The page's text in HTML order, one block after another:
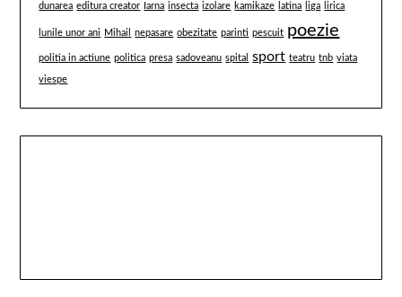
dunarea editura creator Iarna insecta izolare kamikaze latina liga lirica
lunile unor ani Mihail nepasare obezitate parinti pescuit poezie
politia in actiune politica presa sadoveanu spital sport teatru tnb viata
viespe